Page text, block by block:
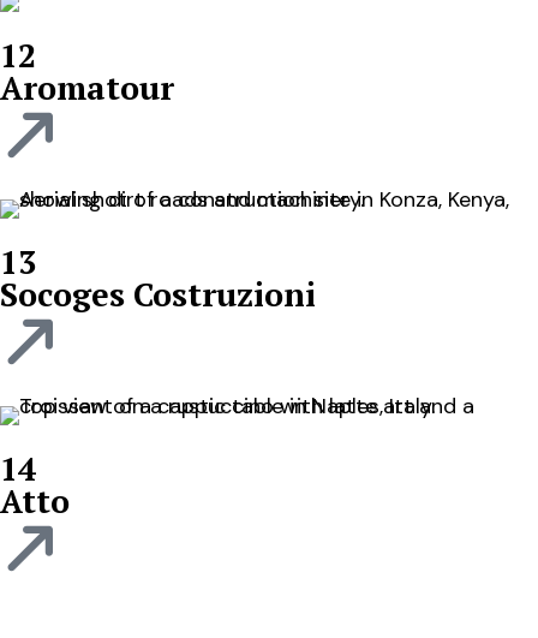
12
Aromatour
13
Socoges Costruzioni
14
Atto